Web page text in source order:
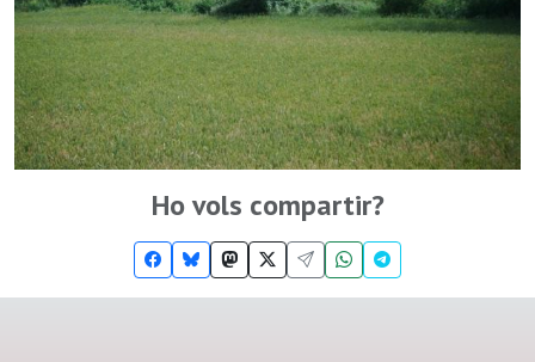
Ho vols compartir?